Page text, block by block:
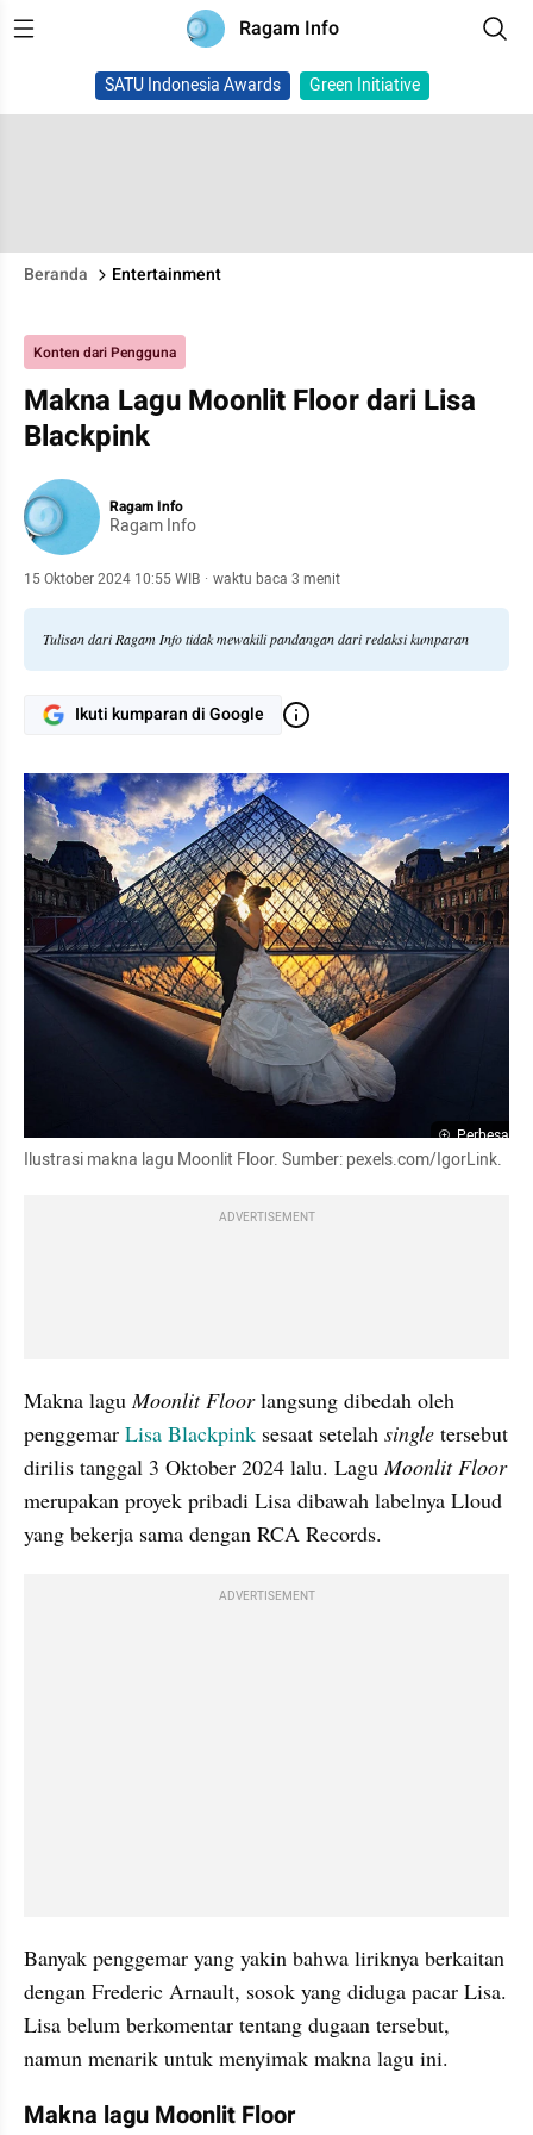
Ragam Info
SATU Indonesia Awards Green Initiative
Beranda Entertainment
Konten dari Pengguna
Makna Lagu Moonlit Floor dari Lisa
Blackpink
Ragam Info
Ragam Info
15 Oktober 2024 10:55 WIB · waktu baca 3 menit
Tulisan dari Ragam Info tidak mewakili pandangan dari redaksi kumparan
Ikuti kumparan di Google
Perbesar
Ilustrasi makna lagu Moonlit Floor. Sumber: pexels.com/IgorLink.
ADVERTISEMENT
Makna lagu Moonlit Floor langsung dibedah oleh
penggemar Lisa Blackpink sesaat setelah single tersebut
dirilis tanggal 3 Oktober 2024 lalu. Lagu Moonlit Floor
merupakan proyek pribadi Lisa dibawah labelnya Lloud
yang bekerja sama dengan RCA Records.
ADVERTISEMENT
Banyak penggemar yang yakin bahwa liriknya berkaitan
dengan Frederic Arnault, sosok yang diduga pacar Lisa.
Lisa belum berkomentar tentang dugaan tersebut,
namun menarik untuk menyimak makna lagu ini.
Makna lagu Moonlit Floor